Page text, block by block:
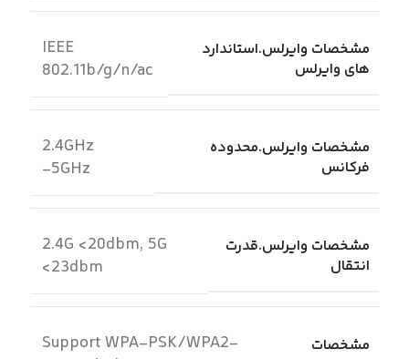
مشخصات وایرلس.استاندارد
های وایرلس
IEEE
802.11b/g/n/ac
مشخصات وایرلس.محدوده
فرکانس
2.4GHz
-5GHz
مشخصات وایرلس.قدرت
انتقال
2.4G <20dbm, 5G
<23dbm
مشخصات
Support WPA-PSK/WPA2-